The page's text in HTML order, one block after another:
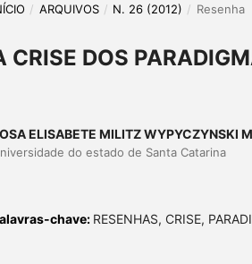
/ ARQUIVOS / N. 26 (2012) / Resenha
CRISE DOS
ELISABETE MILITZ WYPYCZYNSKI
do estado de Santa Catarina
chave: RESENHAS, CRISE,